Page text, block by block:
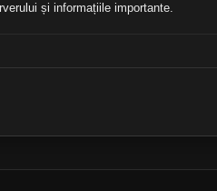
și informațiile importante.